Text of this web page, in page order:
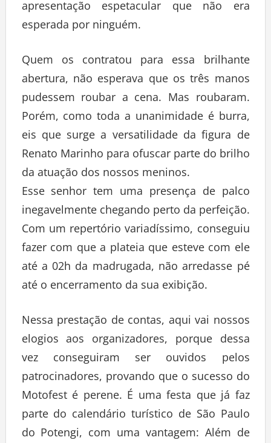
apresentação espetacular que não era
esperada por ninguém.
Quem os contratou para essa brilhante
abertura, não esperava que os três manos
pudessem roubar a cena. Mas roubaram.
Porém, como toda a unanimidade é burra,
eis que surge a versatilidade da figura de
Renato Marinho para ofuscar parte do brilho
da atuação dos nossos meninos.
Esse senhor tem uma presença de palco
inegavelmente chegando perto da perfeição.
Com um repertório variadíssimo, conseguiu
fazer com que a plateia que esteve com ele
até a 02h da madrugada, não arredasse pé
até o encerramento da sua exibição.
Nessa prestação de contas, aqui vai nossos
elogios aos organizadores, porque dessa
vez conseguiram ser ouvidos pelos
patrocinadores, provando que o sucesso do
Motofest é perene. É uma festa que já faz
parte do calendário turístico de São Paulo
do Potengi, com uma vantagem: Além de